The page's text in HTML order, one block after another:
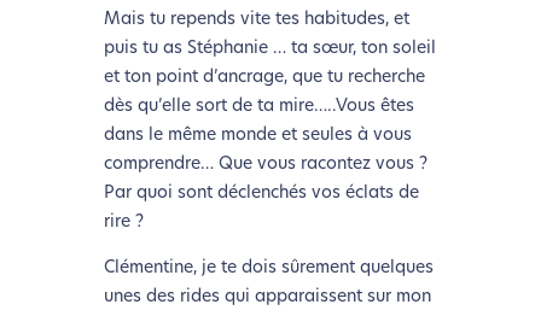
Mais tu repends vite tes habitudes, et
puis tu as Stéphanie … ta sœur, ton soleil
et ton point d’ancrage, que tu recherche
dès qu’elle sort de ta mire…..Vous êtes
dans le même monde et seules à vous
comprendre… Que vous racontez vous ?
Par quoi sont déclenchés vos éclats de
rire ?
Clémentine, je te dois sûrement quelques
unes des rides qui apparaissent sur mon